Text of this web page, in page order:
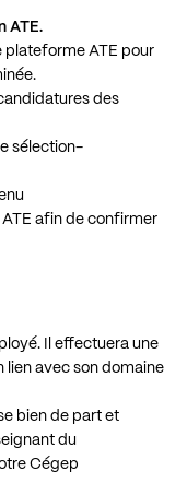
ATE.
plateforme ATE pour
des
sélection-
afin de confirmer
Il effectuera une
lien avec son domaine
bien de part et
du
Cégep